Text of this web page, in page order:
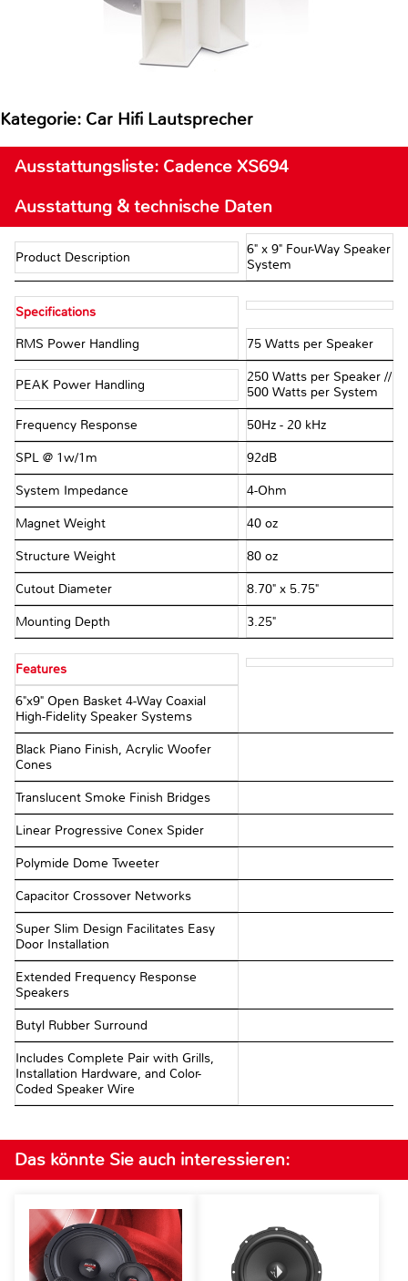
Kategorie: Car Hifi Lautsprecher
Ausstattungsliste: Cadence XS694
Ausstattung & technische Daten
Product Description
6" x 9" Four-Way Speaker
System
Specifications
RMS Power Handling 75 Watts per Speaker
PEAK Power Handling
250 Watts per Speaker //
500 Watts per System
Frequency Response 50Hz - 20 kHz
SPL @ 1w/1m 92dB
System Impedance 4-Ohm
Magnet Weight 40 oz
Structure Weight 80 oz
Cutout Diameter 8.70" x 5.75"
Mounting Depth 3.25"
Features
6"x9" Open Basket 4-Way Coaxial
High-Fidelity Speaker Systems
Black Piano Finish, Acrylic Woofer
Cones
Translucent Smoke Finish Bridges
Linear Progressive Conex Spider
Polymide Dome Tweeter
Capacitor Crossover Networks
Super Slim Design Facilitates Easy
Door Installation
Extended Frequency Response
Speakers
Butyl Rubber Surround
Includes Complete Pair with Grills,
Installation Hardware, and Color-
Coded Speaker Wire
Das könnte Sie auch interessieren: